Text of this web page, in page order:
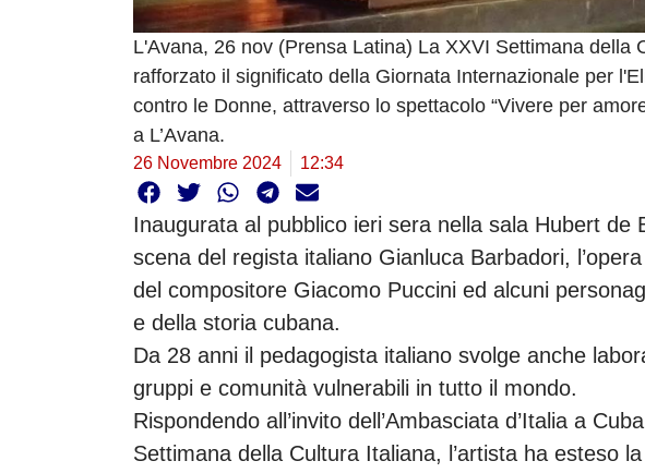
L'Avana, 26 nov (Prensa Latina) La XXVI Settimana della
rafforzato il significato della Giornata Internazionale per
contro le Donne, attraverso lo spettacolo “Vivere per
a L’Avana.
26 Novembre 2024 12:34
Inaugurata al pubblico ieri sera nella sala Hubert de
scena del regista italiano Gianluca Barbadori,
del compositore Giacomo Puccini ed alcuni
e della storia cubana.
Da 28 anni il pedagogista italiano svolge anche
gruppi e comunità vulnerabili in tutto il mondo.
Rispondendo all’invito dell’Ambasciata d’Italia a
Settimana della Cultura Italiana, l’artista ha esteso